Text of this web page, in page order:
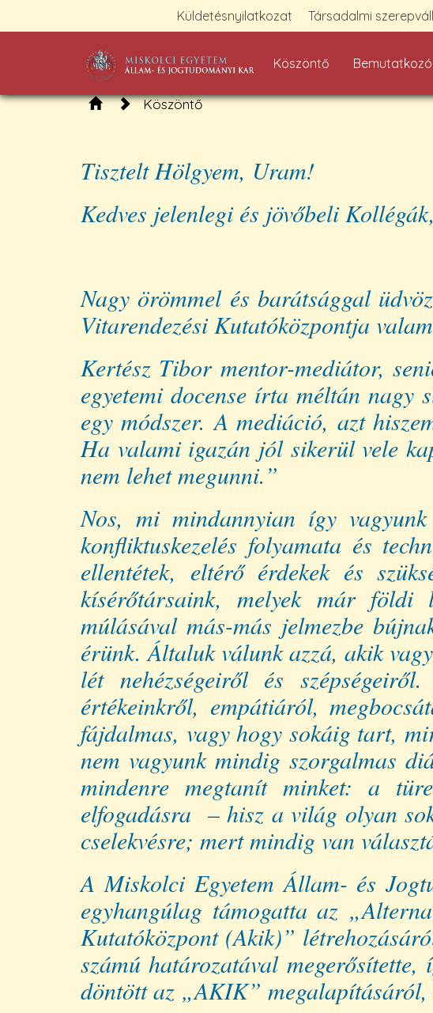
Küldetésnyilatkozat Társadalmi
Köszöntő Bemutatkozó
Köszöntő
Tisztelt Hölgyem, Uram!
Kedves jelenlegi és jövőbeli
Nagy örömmel és barátsággal
Vitarendezési Kutatóközpontja
Kertész Tibor mentor-mediátor,
egyetemi docense írta méltán nagy
egy módszer. A mediáció, azt
Ha valami igazán jól sikerül vele
nem lehet megunni.”
Nos, mi mindannyian így vagyunk
konfliktuskezelés folyamata és
ellentétek, eltérő érdekek és
kísérőtársaink, melyek már földi
múlásával más-más jelmezbe
érünk. Általuk válunk azzá, akik
lét nehézségeiről és
értékeinkről, empátiáról,
fájdalmas, vagy hogy sokáig tart,
nem vagyunk mindig szorgalmas
mindenre megtanít minket: a
elfogadásra – hisz a világ olyan
cselekvésre; mert mindig van
A Miskolci Egyetem Állam- és
egyhangúlag támogatta az
Kutatóközpont (Akik)”
számú határozatával
döntött az „AKIK” megalapításáról,